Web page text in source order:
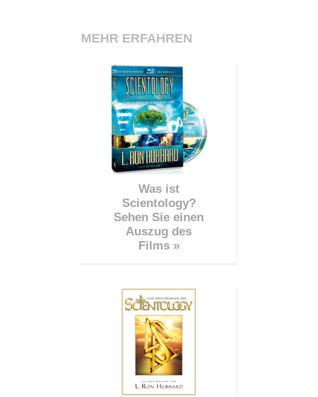
MEHR ERFAHREN
Was ist
Scientology?
Sehen Sie einen
Auszug des
Films »